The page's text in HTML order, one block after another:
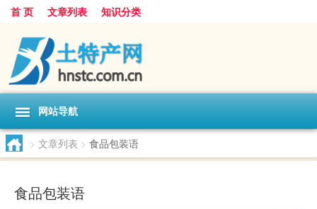
首 页 文章列表 知识分类
网站导航
> 文章列表 > 食品包装语
食品包装语